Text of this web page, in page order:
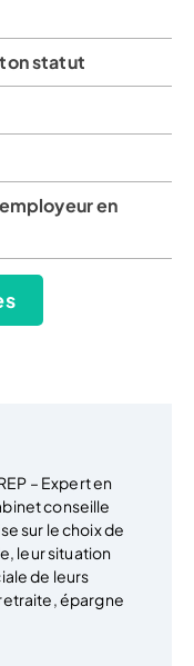
statut
en
– Expert en
conseille
sur le choix de
leur situation
de leurs
épargne